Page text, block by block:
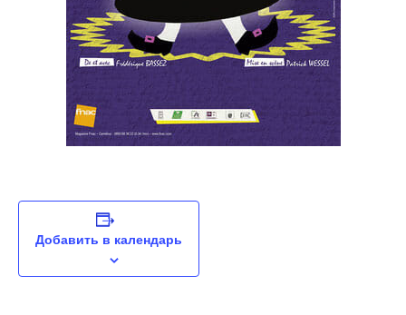
Добавить в календарь